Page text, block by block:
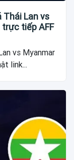
Thái Lan vs
tiếp AFF
vs Myanmar
link...